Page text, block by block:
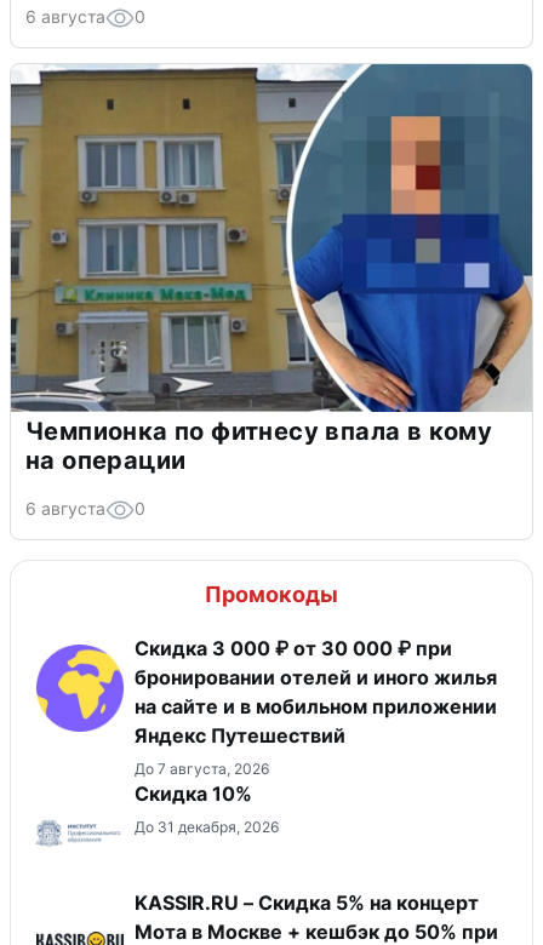
6 августа 0
Чемпионка по фитнесу впала в кому
на операции
6 августа 0
Промокоды
Скидка 3 000 ₽ от 30 000 ₽ при
бронировании отелей и иного жилья
на сайте и в мобильном приложении
Яндекс Путешествий
До 7 августа, 2026
Скидка 10%
До 31 декабря, 2026
KASSIR.RU – Скидка 5% на концерт
Мота в Москве + кешбэк до 50% при